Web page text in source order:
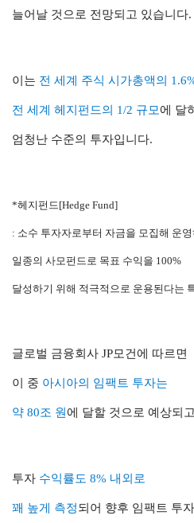
늘어날 것으로 전망되고 있습니다.
이는 전 세계 주식 시가총액의
전 세계 헤지펀드의 1/2 규모에 달
엄청난 수준의 투자입니다.
*헤지펀드[Hedge Fund]
: 소수 투자자로부터 자금을 모집해 운
일종의 사모펀드로 목표 수익을 100%
달성하기 위해 적극적으로 운용된다는
글로벌 금융회사 JP모건에 따르면
이 중 아시아의 임팩트 투자는
약 80조 원에 달할 것으로 예상되
투자 수익률도 8% 내외로
꽤 높게 측정되어 향후 임팩트 투